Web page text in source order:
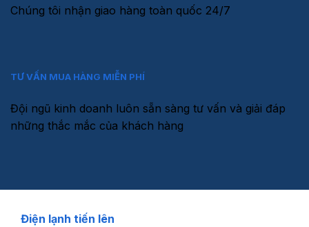
Chúng tôi nhận giao hàng toàn quốc 24/7
TƯ VẤN MUA HÀNG MIỄN PHÍ
Đội ngũ kinh doanh luôn sẵn sàng tư vấn và giải đáp
những thắc mắc của khách hàng
Điện lạnh tiến lên